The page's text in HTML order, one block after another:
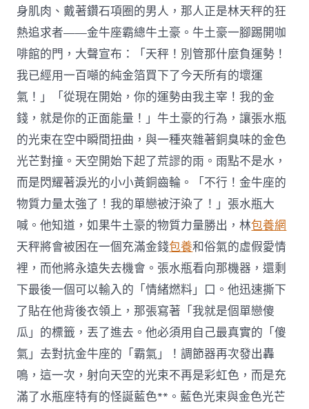
身肌肉、戴著鑽石項圈的男人，那人正是林天秤的狂
熱追求者——金牛座霸總牛土豪。牛土豪一腳踢開咖
啡館的門，大聲宣布：「天秤！別管那什麼負運勢！
我已經用一百噸的純金箔買下了今天所有的壞運
氣！」「從現在開始，你的運勢由我主宰！我的金
錢，就是你的正面能量！」牛土豪的行為，讓張水瓶
的光束在空中瞬間扭曲，與一種夾雜著銅臭味的金色
光芒對撞。天空開始下起了荒謬的雨。雨點不是水，
而是閃耀著淚光的小小黃銅齒輪。「不行！金牛座的
物質力量太強了！我的單戀被汙染了！」張水瓶大
喊。他知道，如果牛土豪的物質力量勝出，林包養網
天秤將會被困在一個充滿金錢包養和俗氣的虛假愛情
裡，而他將永遠失去機會。張水瓶看向那機器，還剩
下最後一個可以輸入的「情緒燃料」口。他迅速撕下
了貼在他背後衣領上，那張寫著「我就是個單戀傻
瓜」的標籤，丟了進去。他必須用自己最真實的「傻
氣」去對抗金牛座的「霸氣」！調節器再次發出轟
鳴，這一次，射向天空的光束不再是彩虹色，而是充
滿了水瓶座特有的怪誕藍色**。藍色光束與金色光芒